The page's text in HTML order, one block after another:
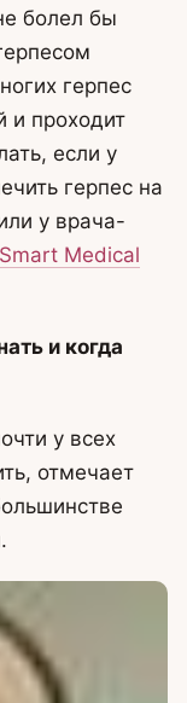
болел бы
герпес
и проходит
если у
герпес на
у врача-
Smart Medical
и когда
у всех
отмечает